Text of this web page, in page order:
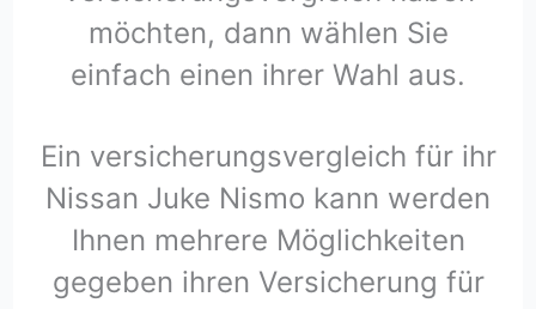
möchten, dann wählen Sie
einfach einen ihrer Wahl aus.
Ein versicherungsvergleich für ihr
Nissan Juke Nismo kann werden
Ihnen mehrere Möglichkeiten
gegeben ihren Versicherung für